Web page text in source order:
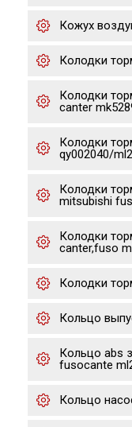
Кожух
Колодки
Колодки
canter
Колодки
qy002040/
Колодки
mitsubishi
Колодки
canter,fuso
Колодки
Кольцо
Кольцо abs
fusocante
Кольцо